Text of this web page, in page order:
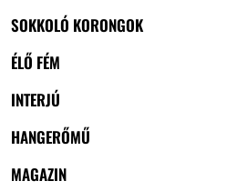
SOKKOLÓ KORONGOK
ÉLŐ FÉM
INTERJÚ
HANGERŐMŰ
MAGAZIN